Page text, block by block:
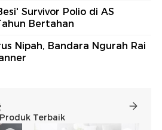
Survivor Polio di AS
Bertahan
Nipah, Bandara Ngurah Rai